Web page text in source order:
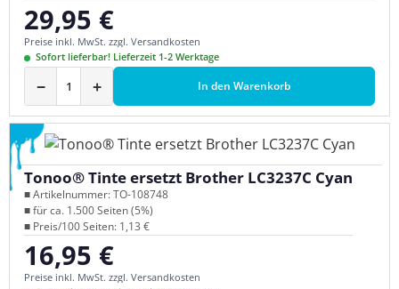
Regulärer Preis:
29,95 €
Preise inkl. MwSt. zzgl. Versandkosten
Sofort lieferbar! Lieferzeit 1-2 Werktage
− + In den Warenkorb
Tonoo® Tinte ersetzt Brother LC3237C Cyan
■ Artikelnummer: TO-108748
■ für ca. 1.500 Seiten (5%)
■ Preis/100 Seiten: 1,13 €
Regulärer Preis:
16,95 €
Preise inkl. MwSt. zzgl. Versandkosten